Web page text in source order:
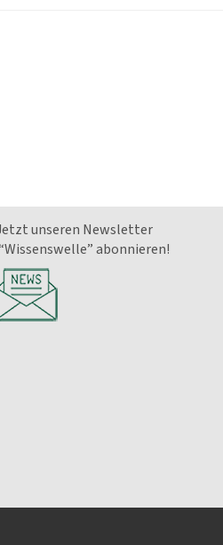
unseren Newsletter
abonnieren!